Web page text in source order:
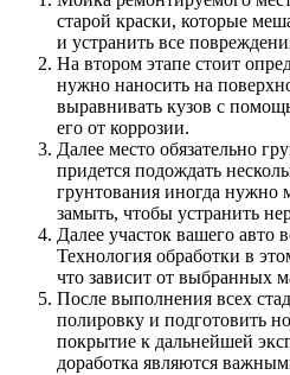
старой краски, которые
и устранить все
На втором этапе стоит
нужно наносить на
выравнивать кузов с
его от коррозии.
Далее место обязательно
придется подождать
грунтования иногда нужно
замыть, чтобы устранить
Далее участок вашего авто
Технология обработки в
что зависит от выбранных
После выполнения всех
полировку и подготовить
покрытие к дальнейшей
доработка являются